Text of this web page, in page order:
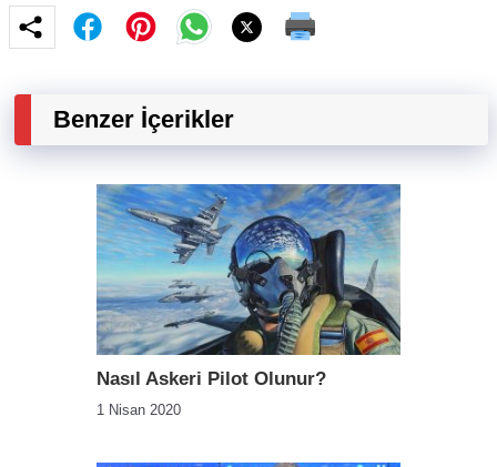
Benzer İçerikler
Nasıl Askeri Pilot Olunur?
1 Nisan 2020